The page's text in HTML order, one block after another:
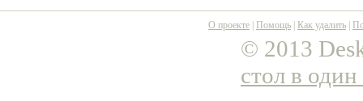
О проекте Помощь Как удалить
© 2013
стол в